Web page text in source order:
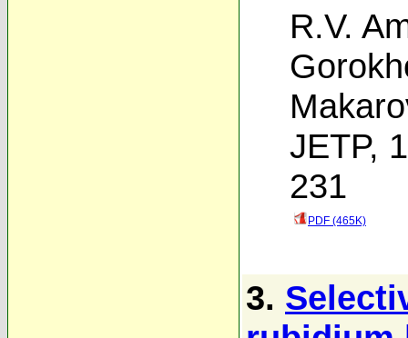
R.V.
JETP,
231
PDF (465K)
3.